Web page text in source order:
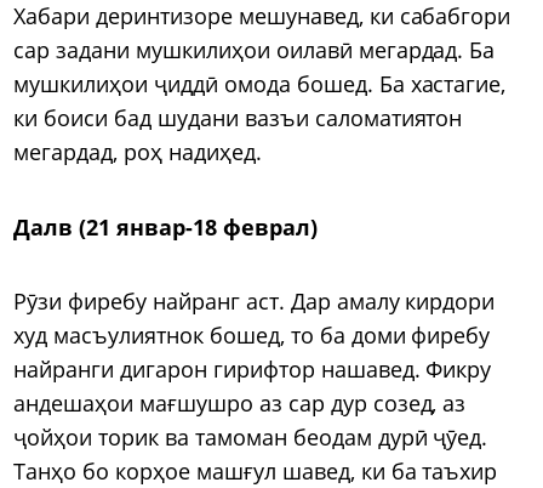
Хабари деринтизоре мешунавед, ки сабабгори
сар задани мушкилиҳои оилавӣ мегардад. Ба
мушкилиҳои ҷиддӣ омода бошед. Ба хастагие,
ки боиси бад шудани вазъи саломатиятон
мегардад, роҳ надиҳед.
Далв (21 январ-18 феврал)
Рӯзи фиребу найранг аст. Дар амалу кирдори
худ масъулиятнок бошед, то ба доми фиребу
найранги дигарон гирифтор нашавед. Фикру
андешаҳои мағшушро аз сар дур созед, аз
ҷойҳои торик ва тамоман беодам дурӣ ҷӯед.
Танҳо бо корҳое машғул шавед, ки ба таъхир